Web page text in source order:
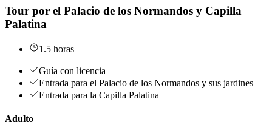
Tour por el Palacio de los Normandos y Capilla
Palatina
1.5 horas
Guía con licencia
Entrada para el Palacio de los Normandos y sus jardines
Entrada para la Capilla Palatina
Adulto